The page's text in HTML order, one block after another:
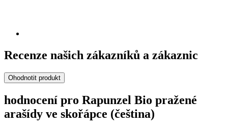
Recenze našich zákazníků a zákaznic
Ohodnotit produkt
hodnocení pro Rapunzel Bio pražené
arašídy ve skořápce (čeština)